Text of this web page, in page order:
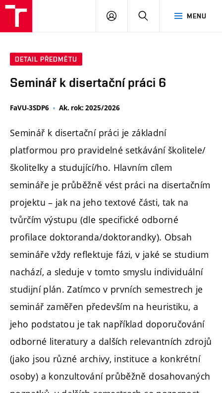
MENU
PŘIHLÁSIT
DETAIL PŘEDMĚTU
Seminář k disertační práci 6
FaVU-3SDP6 Ak. rok: 2025/2026
Seminář k disertační práci je základní
platformou pro pravidelné setkávání školitele/
školitelky a studující/ho. Hlavním cílem
semináře je průběžně vést práci na disertačním
projektu – jak na jeho textové části, tak na
tvůrčím výstupu (dle specifické odborné
profilace doktoranda/doktorandky). Obsah
semináře vždy reflektuje fázi, v jaké se studium
nachází, a sleduje v tomto smyslu individuální
studijní plán. Zatímco v prvních semestrech je
seminář zaměřen především na heuristiku, a
jeho podstatou je tak například doporučování
odborné literatury a dalších relevantních zdrojů
(jako jsou různé archivy, instituce a konkrétní
osoby) a konzultování průběžně dosahovaných